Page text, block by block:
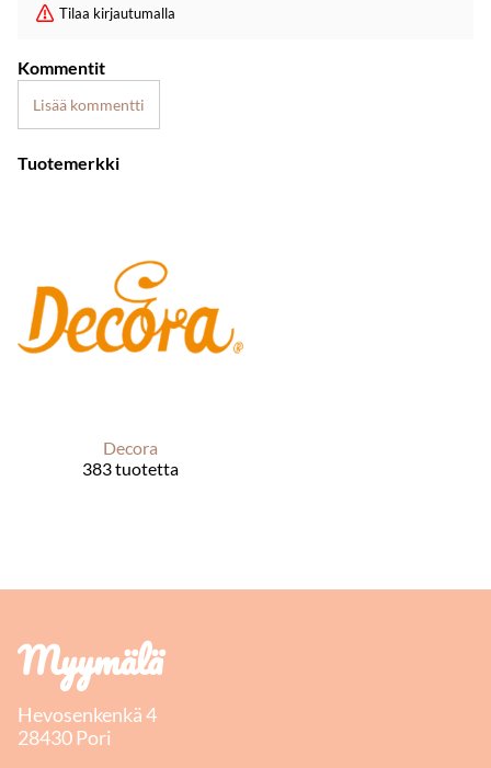
Tilaa kirjautumalla
Kommentit
Lisää kommentti
Tuotemerkki
Decora
383 tuotetta
Myymälä
Hevosenkenkä 4
28430 Pori